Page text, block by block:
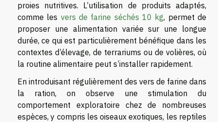
proies nutritives. L’utilisation de produits adaptés,
comme les vers de farine séchés 10 kg, permet de
proposer une alimentation variée sur une longue
durée, ce qui est particulièrement bénéfique dans les
contextes d’élevage, de terrariums ou de volières, où
la routine alimentaire peut s’installer rapidement.
En introduisant régulièrement des vers de farine dans
la ration, on observe une stimulation du
comportement exploratoire chez de nombreuses
espèces, y compris les oiseaux exotiques, les reptiles